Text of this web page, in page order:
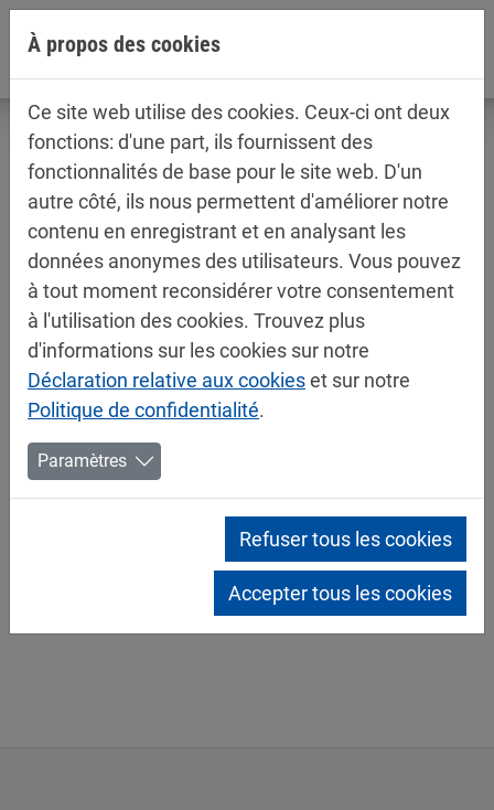
Aller directement à la navigation principale
Aller directement au contenu
Fiches techniques / fiches de sécurité
Peintures automobiles
Mipa Système PUR HS pour poids lourds
Mipa 2K-Acryl-HS-Chassislack
Mipa PUR HS-Teintes finies
Mipa PUR HS-Mischlack
Mipa PUR-HS-Einschicht-Aluminium
À propos des cookies
Ce site web utilise des cookies. Ceux-ci ont deux
fonctions: d'une part, ils fournissent des
fonctionnalités de base pour le site web. D'un
autre côté, ils nous permettent d'améliorer notre
contenu en enregistrant et en analysant les
données anonymes des utilisateurs. Vous pouvez
à tout moment reconsidérer votre consentement
à l'utilisation des cookies. Trouvez plus
d'informations sur les cookies sur notre
Déclaration relative aux cookieset sur notre
Politique de confidentialité.
Paramètres
Refuser tous les cookies
Accepter tous les cookies